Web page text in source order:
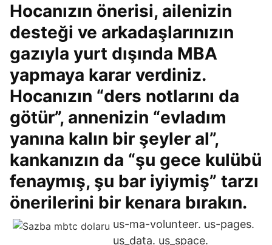
Hocanızın önerisi, ailenizin
desteği ve arkadaşlarınızın
gazıyla yurt dışında MBA
yapmaya karar verdiniz.
Hocanızın “ders notlarını da
götür”, annenizin “evladım
yanına kalın bir şeyler al”,
kankanızın da “şu gece kulübü
fenaymış, şu bar iyiymiş” tarzı
önerilerini bir kenara bırakın.
us-ma-volunteer. us-pages.
us_data. us_space.